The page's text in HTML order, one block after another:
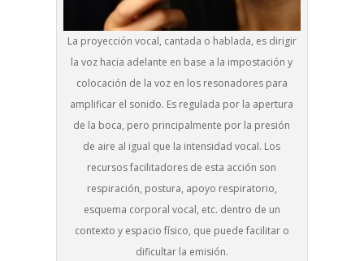
La proyección vocal, cantada o hablada, es dirigir
la voz hacia adelante en base a la impostación y
colocación de la voz en los resonadores para
amplificar el sonido. Es regulada por la apertura
de la boca, pero principalmente por la presión
de aire al igual que la intensidad vocal. Los
recursos facilitadores de esta acción son
respiración, postura, apoyo respiratorio,
esquema corporal vocal, etc. dentro de un
contexto y espacio físico, que puede facilitar o
dificultar la emisión.